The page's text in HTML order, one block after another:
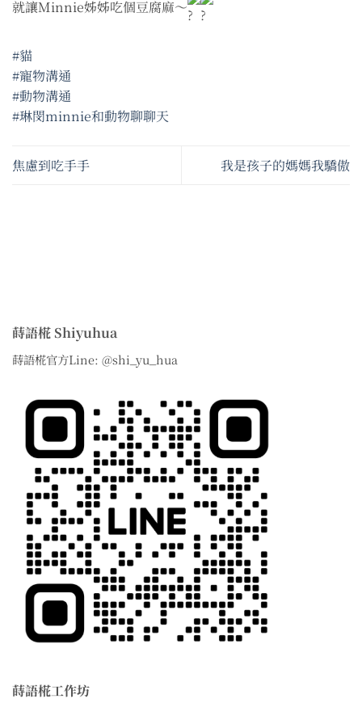
就讓Minnie姊姊吃個豆腐麻～
#貓
#寵物溝通
#動物溝通
#琳閔minnie和動物聊聊天
焦慮到吃手手 我是孩子的媽媽我驕傲
蒔語椛 Shiyuhua
蒔語椛官方Line: @shi_yu_hua
蒔語椛工作坊